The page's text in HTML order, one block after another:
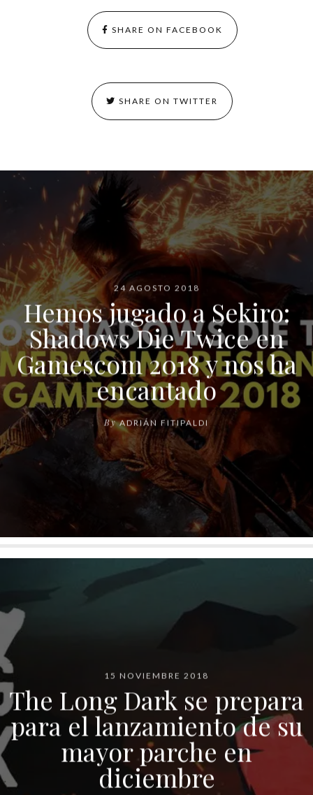
SHARE ON FACEBOOK
SHARE ON TWITTER
24 AGOSTO 2018
Hemos jugado a Sekiro:
Shadows Die Twice en
Gamescom 2018 y nos ha
encantado
By ADRIÁN FITIPALDI
15 NOVIEMBRE 2018
The Long Dark se prepara
para el lanzamiento de su
mayor parche en
diciembre